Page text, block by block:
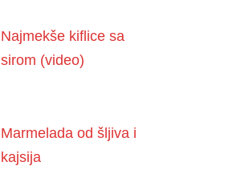
Najmekše kiflice sa
sirom (video)
Marmelada od šljiva i
kajsija